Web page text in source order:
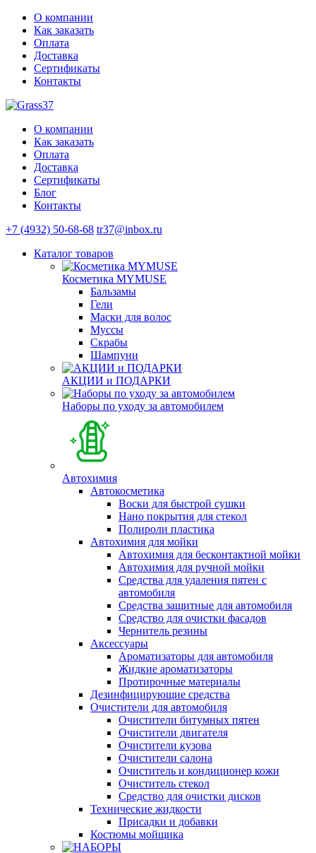
О компании
Как заказать
Оплата
Доставка
Сертификаты
Контакты
О компании
Как заказать
Оплата
Доставка
Сертификаты
Блог
Контакты
+7 (4932) 50-68-68 tr37@inbox.ru
Каталог товаров
Косметика MYMUSE
Бальзамы
Гели
Маски для волос
Муссы
Скрабы
Шампуни
АКЦИИ и ПОДАРКИ
Наборы по уходу за автомобилем
Автохимия
Автокосметика
Воски для быстрой сушки
Нано покрытия для стекол
Полироли пластика
Автохимия для мойки
Автохимия для бесконтактной мойки
Автохимия для ручной мойки
Средства для удаления пятен с
автомобиля
Средства защитные для автомобиля
Средство для очистки фасадов
Чернитель резины
Аксессуары
Ароматизаторы для автомобиля
Жидкие ароматизаторы
Протирочные материалы
Дезинфицирующие средства
Очистители для автомобиля
Очистители битумных пятен
Очистители двигателя
Очистители кузова
Очистители салона
Очиститель и кондиционер кожи
Очиститель стекол
Средство для очистки дисков
Технические жидкости
Присадки и добавки
Костюмы мойщика